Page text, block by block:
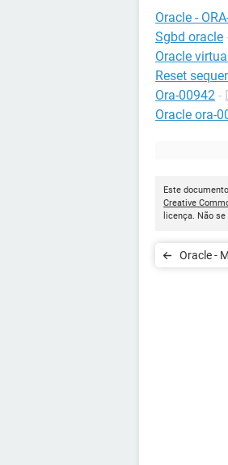
Oracle -
Sgbd oracle
Oracle
Reset
Ora-00942 -
Oracle ora-
Este
Creative
licença. Não
Oracle -